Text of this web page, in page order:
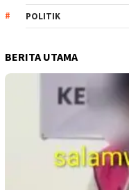
POLITIK
BERITA UTAMA